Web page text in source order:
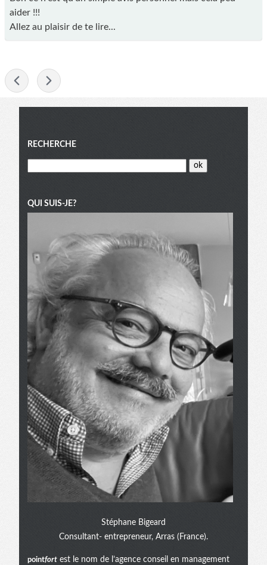
aider !!!
Allez au plaisir de te lire...
Menu
RECHERCHE
QUI SUIS-JE?
Stéphane Bigeard
Consultant- entrepreneur, Arras (France).
pointfort est le nom de l’agence conseil en management